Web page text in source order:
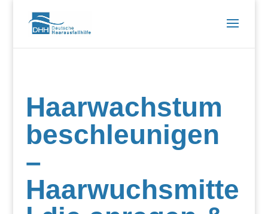
Haarwachstum
beschleunigen
–
Haarwuchsmitte